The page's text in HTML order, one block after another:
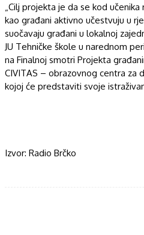
„Cilj projekta je da se kod
kao građani aktivno učestvuju u
suočavaju građani u lokalnoj
JU Tehničke škole u narednom
na Finalnoj smotri Projekta
CIVITAS – obrazovnog centra za
kojoj će predstaviti svoje
Izvor: Radio Brčko